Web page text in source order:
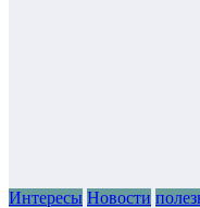
Интересы Новости